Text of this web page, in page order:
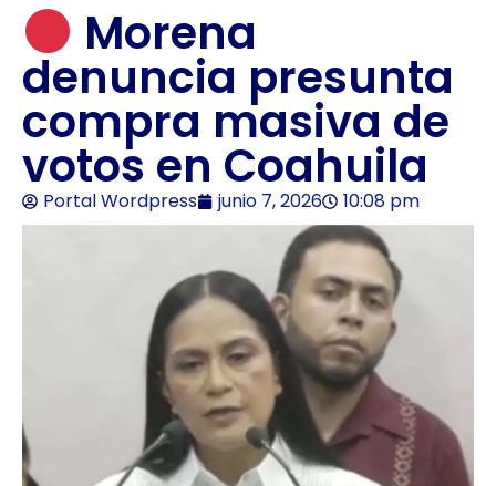
Morena
denuncia presunta
compra masiva de
votos en Coahuila
Portal Wordpress junio 7, 2026 10:08 pm